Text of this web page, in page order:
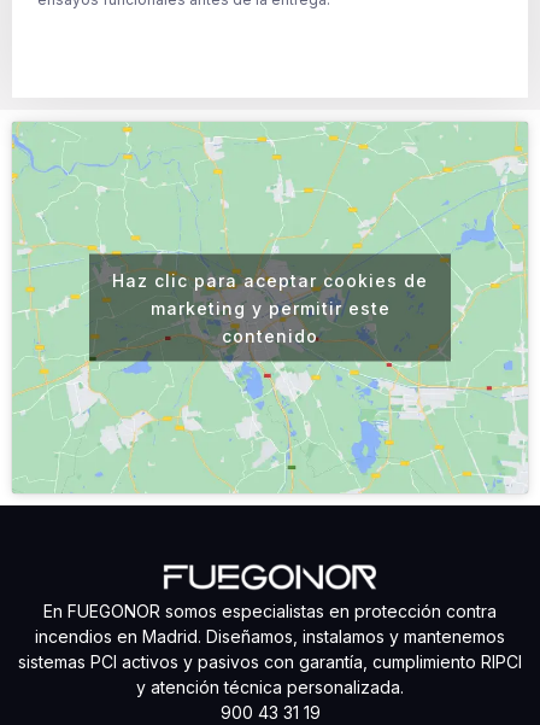
Haz clic para aceptar cookies de
marketing y permitir este
contenido
En FUEGONOR somos especialistas en protección contra
incendios en Madrid. Diseñamos, instalamos y mantenemos
sistemas PCI activos y pasivos con garantía, cumplimiento RIPCI
y atención técnica personalizada.
900 43 31 19